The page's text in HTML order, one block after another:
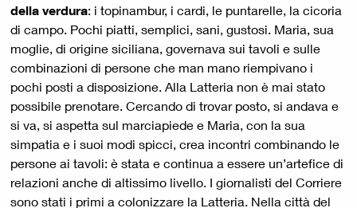
della verdura: i topinambur, i cardi, le puntarelle, la cicoria
di campo. Pochi piatti, semplici, sani, gustosi. Maria, sua
moglie, di origine siciliana, governava sui tavoli e sulle
combinazioni di persone che man mano riempivano i
pochi posti a disposizione. Alla Latteria non è mai stato
possibile prenotare. Cercando di trovar posto, si andava e
si va, si aspetta sul marciapiede e Maria, con la sua
simpatia e i suoi modi spicci, crea incontri combinando le
persone ai tavoli: è stata e continua a essere un’artefice di
relazioni anche di altissimo livello. I giornalisti del Corriere
sono stati i primi a colonizzare la Latteria. Nella città del